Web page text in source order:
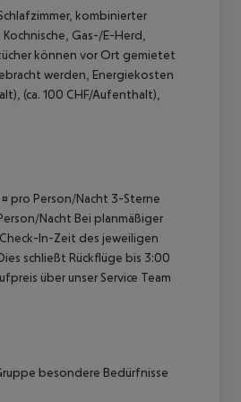
kombinierter
Gas-/E-Herd,
können vor Ort gemietet
werden, Energiekosten
(ca. 100 CHF/Aufenthalt),
pro Person/Nacht 3-Sterne
Nacht Bei planmäßiger
In-Zeit des jeweiligen
schließt Rückflüge bis 3:00
über unser Service Team
besondere Bedürfnisse